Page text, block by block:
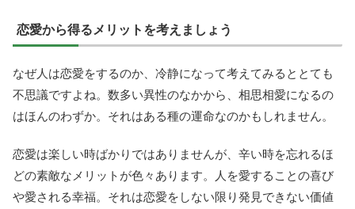
恋愛から得るメリットを考えましょう
なぜ人は恋愛をするのか、冷静になって考えてみるととても
不思議ですよね。数多い異性のなかから、相思相愛になるの
はほんのわずか。それはある種の運命なのかもしれません。
恋愛は楽しい時ばかりではありませんが、辛い時を忘れるほ
どの素敵なメリットが色々あります。人を愛することの喜び
や愛される幸福。それは恋愛をしない限り発見できない価値